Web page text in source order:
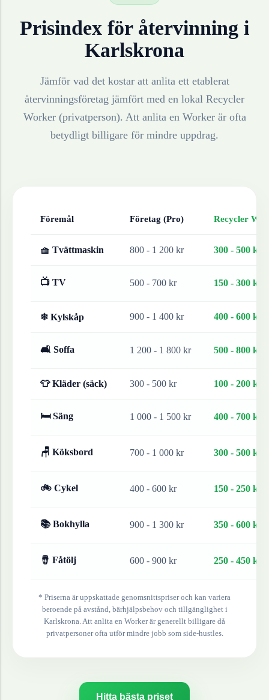
Prisindex för återvinning i
Karlskrona
Jämför vad det kostar att anlita ett etablerat
återvinningsföretag jämfört med en lokal Recycler
Worker (privatperson). Att anlita en Worker är ofta
betydligt billigare för mindre uppdrag.
Föremål Företag (Pro) Recycler
🧺 Tvättmaskin 800 - 1 200 kr 300 - 500 kr
📺 TV 500 - 700 kr 150 - 300 kr
❄ Kylskåp 900 - 1 400 kr 400 - 600 kr
🛋 Soffa 1 200 - 1 800 kr 500 - 800 kr
👕 Kläder (säck) 300 - 500 kr 100 - 200 kr
🛏 Säng 1 000 - 1 500 kr 400 - 700 kr
🪑 Köksbord 700 - 1 000 kr 300 - 500 kr
🚲 Cykel 400 - 600 kr 150 - 250 kr
📚 Bokhylla 900 - 1 300 kr 350 - 600 kr
🪘 Fåtölj 600 - 900 kr 250 - 450 kr
* Priserna är uppskattade genomsnittspriser och kan variera
beroende på avstånd, bärhjälpsbehov och tillgänglighet i
Karlskrona. Att anlita en Worker är generellt billigare då
privatpersoner ofta utför mindre jobb som side-hustles.
Hitta bästa priset